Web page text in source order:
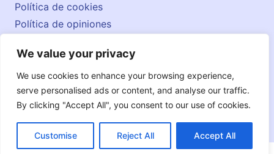
We value your privacy
We use cookies to enhance your browsing experience,
serve personalised ads or content, and analyse our traffic.
By clicking "Accept All", you consent to our use of cookies.
Customise Reject All Accept All
© 2026 englishatlas.es
Política de cookies
Política de opiniones
Contacto